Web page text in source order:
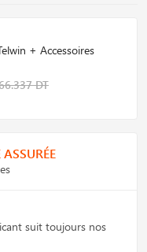
+ Accessoires
DT
suit toujours nos